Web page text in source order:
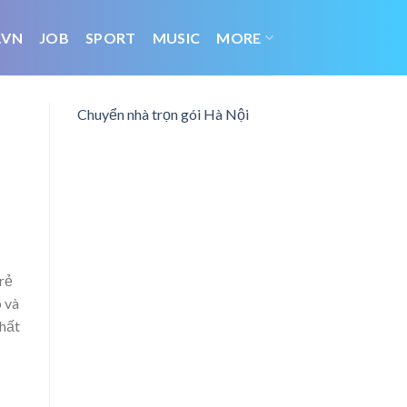
JOB SPORT MUSIC MORE
và
Chuyển nhà trọn gói Hà Nội